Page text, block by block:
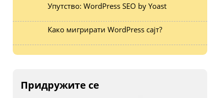
Упутство: WordPress SEO by Yoast
Како мигрирати WordPress сајт?
Придружите се